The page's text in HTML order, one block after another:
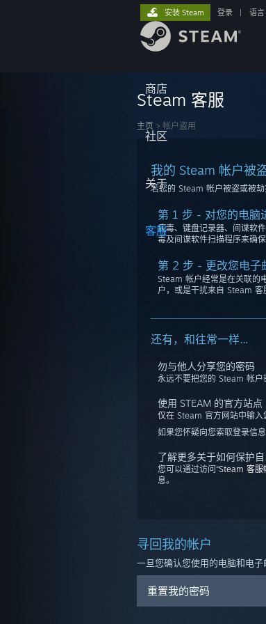
商店
社区
关于
客服
安装 Steam 登录 语言
Steam 客服
主页 > 帐户盗用
我的 Steam 帐户被
若您的 Steam 帐户被盗或被劫
第 1 步 - 对您的电脑
病毒、键盘记录器、间谍软
毒及间谍软件扫描程序来确
第 2 步 - 更改您电子
Steam 帐户经常是在关联的
户，或是干扰来自 Steam 客
还有，和往常一样…
勿与他人分享您的密码
永远不要把您的 Steam 帐户
使用 STEAM 的官方站点
仅在 Steam 官方网站中输入
如果您怀疑向您索取登录信
了解更多关于如何保护
您可以通过访问“Steam 客服
息。
寻回我的帐户
一旦您确认您使用的电脑和电
重置我的密码